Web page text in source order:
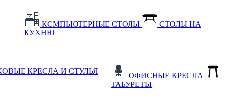
КОМПЬЮТЕРНЫЕ СТОЛЫ
СТОЛЫ НА
КУХНЮ
КРЕСЛА И СТУЛЬЯ
ОФИСНЫЕ КРЕСЛА
ТАБУРЕТЫ